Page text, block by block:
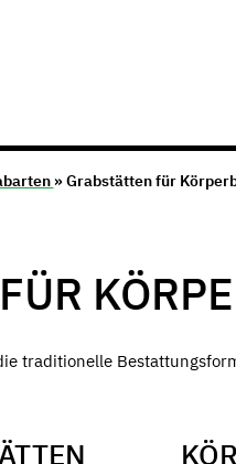
» Grabstätten für
traditionelle